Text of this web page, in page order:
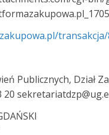
transakcja/
Publicznych, Dział
20